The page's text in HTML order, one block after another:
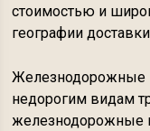
стоимостью и
географии
Железнодорожные
недорогим видам
железнодорожные